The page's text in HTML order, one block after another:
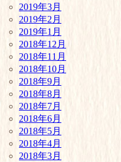
2019年3月
2019年2月
2019年1月
2018年12月
2018年11月
2018年10月
2018年9月
2018年8月
2018年7月
2018年6月
2018年5月
2018年4月
2018年3月